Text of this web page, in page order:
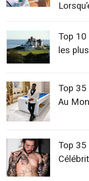
Top
les
Top 35
Au
Top 35